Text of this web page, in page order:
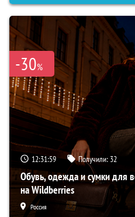
-30%
12:31:58 Получили: 32
Обувь, одежда и сумки для
на Wildberries
Россия